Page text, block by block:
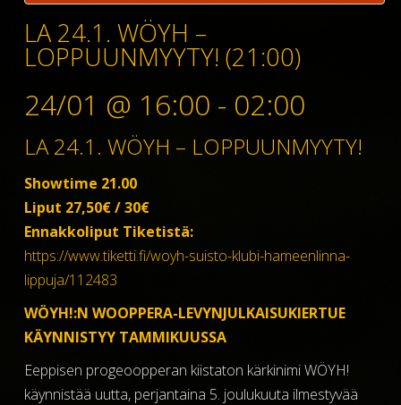
LA 24.1. WÖYH –
LOPPUUNMYYTY! (21:00)
24/01 @ 16:00 - 02:00
LA 24.1. WÖYH – LOPPUUNMYYTY!
Showtime 21.00
Liput 27,50€ / 30€
Ennakkoliput Tiketistä:
https://www.tiketti.fi/woyh-suisto-klubi-hameenlinna-
lippuja/112483
WÖYH!:N WOOPPERA-LEVYNJULKAISUKIERTUE
KÄYNNISTYY TAMMIKUUSSA
Eeppisen progeoopperan kiistaton kärkinimi WÖYH!
käynnistää uutta, perjantaina 5. joulukuuta ilmestyvää